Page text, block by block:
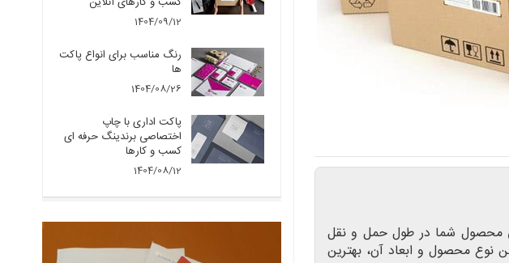
محصول شما در طول حمل و نقل
نوع محصول و ابعاد آن، بهترین
1404/09/12
رنگ مناسب برای انواع پاکت
ها
1404/08/26
پاکت اداری با چاپ
اختصاصی برندینگ حرفه ای
کسب و کارها
1404/08/12